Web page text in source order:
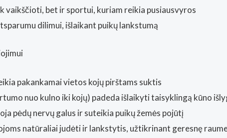
vaikščioti, bet ir sportui, kuriam reikia pusiausvyros
dilimui, išlaikant puikų lankstumą
pakankamai vietos kojų pirštams suktis
nuo kulno iki kojų) padeda išlaikyti taisyklingą kūno
pėdų nervų galus ir suteikia puikų žemės pojūtį
natūraliai judėti ir lankstytis, užtikrinant geresnę